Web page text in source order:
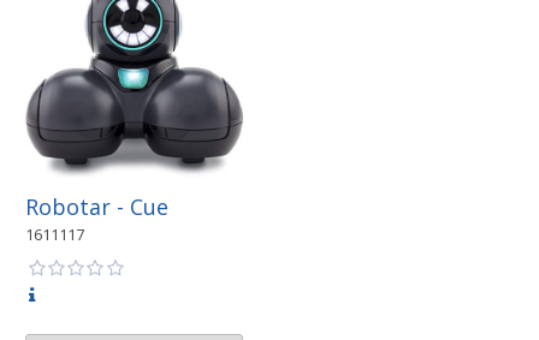
Robotar - Cue
1611117